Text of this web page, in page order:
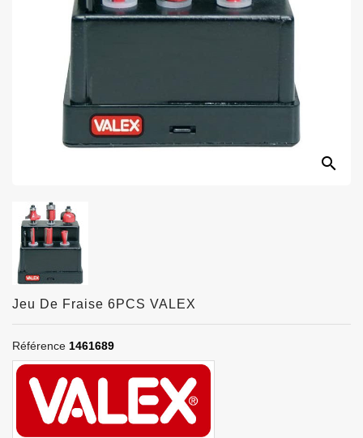
search
Jeu De Fraise 6PCS VALEX
Référence 1461689